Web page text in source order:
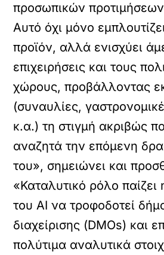
προσωπικών προτιμήσεων
Αυτό όχι μόνο
προϊόν, αλλά ενισχύει
επιχειρήσεις και τους
χώρους, προβάλλοντας
(συναυλίες,
κ.α.) τη στιγμή ακριβώς
αναζητά την επόμενη
του», σημειώνει και
«Καταλυτικό ρόλο παίζει
του AI να τροφοδοτεί
διαχείρισης (DMOs) και
πολύτιμα αναλυτικά